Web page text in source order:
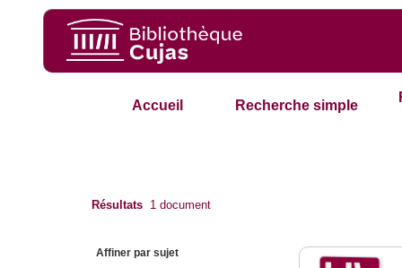
Accueil Recherche simple
Résultats 1 document
Affiner par sujet